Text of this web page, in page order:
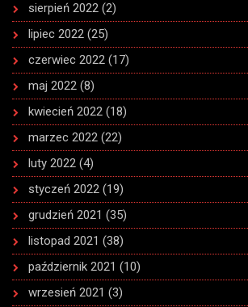
sierpień 2022 (2)
lipiec 2022 (25)
czerwiec 2022 (17)
maj 2022 (8)
kwiecień 2022 (18)
marzec 2022 (22)
luty 2022 (4)
styczeń 2022 (19)
grudzień 2021 (35)
listopad 2021 (38)
październik 2021 (10)
wrzesień 2021 (3)